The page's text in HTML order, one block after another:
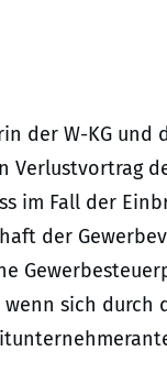
der W-KG und
im Fall der
der
sich durch